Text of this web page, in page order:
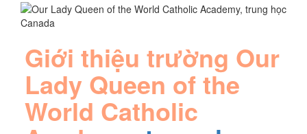
Giới thiệu trường​ Our
Lady Queen of the
World Catholic